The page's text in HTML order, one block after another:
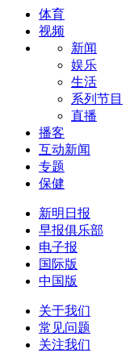
体育
视频
新闻
娱乐
生活
系列节目
直播
播客
互动新闻
专题
保健
新明日报
早报俱乐部
电子报
国际版
中国版
关于我们
常见问题
关注我们